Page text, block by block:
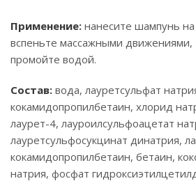
Применение: нанесите шампунь
вспеньте массажными
промойте водой.
Состав: вода, лауретсульфат
кокамидопропилбетаин, хлорид
лаурет-4, лауроилсульфоацетат
лауретсульфосукцинат динатрия,
кокамидопропилбетаин, бетаин,
натрия, фосфат